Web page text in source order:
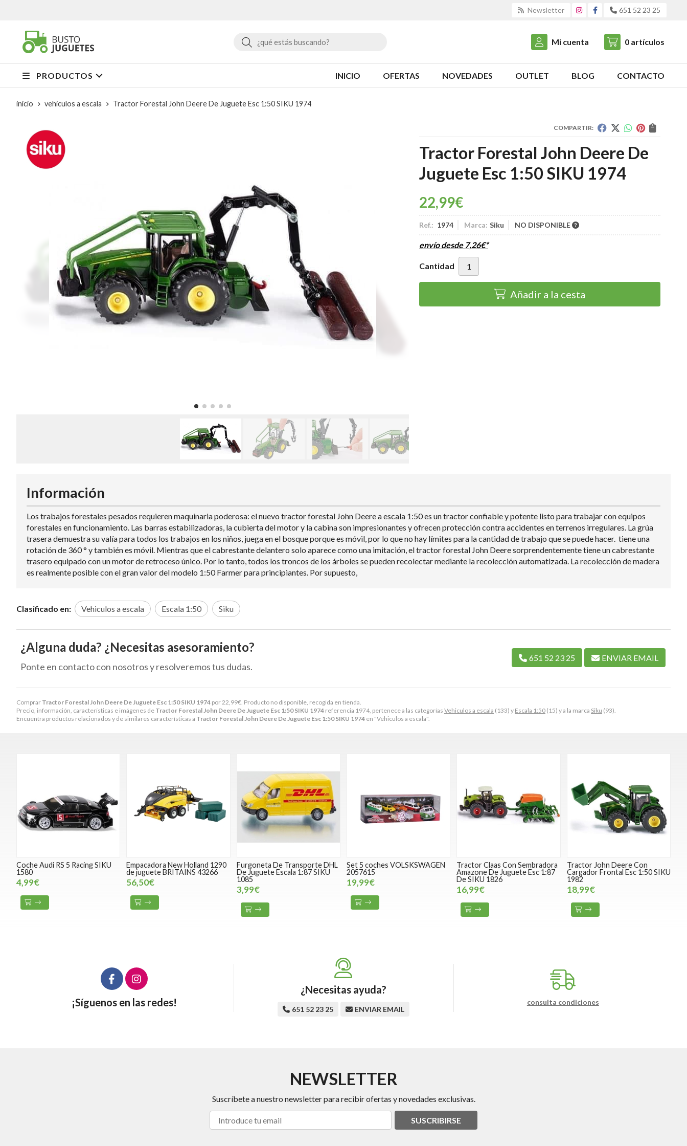
Newsletter 651 52 23 25
Buscar Mi cuenta 0 artículos
PRODUCTOS INICIO OFERTAS NOVEDADES OUTLET BLOG CONTACTO
inicio vehiculos a escala Tractor Forestal John Deere De Juguete Esc 1:50 SIKU 1974
COMPARTIR:
Tractor Forestal John Deere De
Juguete Esc 1:50 SIKU 1974
22,99€
Ref.: 1974 Marca: Siku NO DISPONIBLE
envío desde 7,26€*
Cantidad
Añadir a la cesta
Comprar Tractor Forestal John Deere De Juguete Esc 1:50 SIKU 1974 por 22,99€ . Producto no disponible, recogida en tienda.
Precio, información, características e imágenes de Tractor Forestal John Deere De Juguete Esc 1:50 SIKU 1974 referencia 1974, pertenece a las categorías Vehiculos a escala (133) y Escala 1:50 (15) y a la marca Siku (93).
Encuentra productos relacionados y de similares características a Tractor Forestal John Deere De Juguete Esc 1:50 SIKU 1974 en "Vehiculos a escala".
Información
Los trabajos forestales pesados requieren maquinaria poderosa: el nuevo tractor forestal John Deere a escala 1:50 es un tractor confiable y potente listo para trabajar con equipos
forestales en funcionamiento. Las barras estabilizadoras, la cubierta del motor y la cabina son impresionantes y ofrecen protección contra accidentes en terrenos irregulares. La grúa
trasera demuestra su valía para todos los trabajos en los niños, juega en el bosque porque es móvil, por lo que no hay límites para la cantidad de trabajo que se puede hacer. tiene una
rotación de 360 ° y también es móvil. Mientras que el cabrestante delantero solo aparece como una imitación, el tractor forestal John Deere sorprendentemente tiene un cabrestante
trasero equipado con un motor de retroceso único. Por lo tanto, todos los troncos de los árboles se pueden recolectar mediante la recolección automatizada. La recolección de madera
es realmente posible con el gran valor del modelo 1:50 Farmer para principiantes. Por supuesto,
Clasificado en: Vehiculos a escala Escala 1:50 Siku
¿Alguna duda? ¿Necesitas asesoramiento?
Ponte en contacto con nosotros y resolveremos tus dudas.
651 52 23 25 ENVIAR EMAIL
Coche Audi RS 5 Racing SIKU
1580
4,99€
Empacadora New Holland 1290
de juguete BRITAINS 43266
56,50€
Furgoneta De Transporte DHL
De Juguete Escala 1:87 SIKU
1085
3,99€
Set 5 coches VOLSKSWAGEN
2057615
19,99€
Tractor Claas Con Sembradora
Amazone De Juguete Esc 1:87
De SIKU 1826
16,99€
Tractor John Deere Con
Cargador Frontal Esc 1:50 SIKU
1982
18,99€
¡Síguenos en las redes!
¿Necesitas ayuda?
651 52 23 25 ENVIAR EMAIL
consulta condiciones
NEWSLETTER
Suscríbete a nuestro newsletter para recibir ofertas y novedades exclusivas.
SUSCRIBIRSE